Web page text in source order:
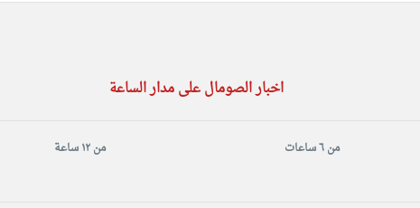
اخبار الصومال على مدار الساعة
من ٦ ساعات من ١٢ ساعة